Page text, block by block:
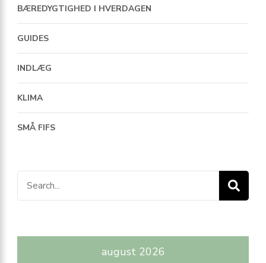
BÆREDYGTIGHED I HVERDAGEN
GUIDES
INDLÆG
KLIMA
SMÅ FIFS
Search
for:
august 2026